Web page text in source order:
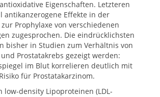
Eigenschaften. Letzteren
antikanzerogene Effekte in der
Prophylaxe von verschiedenen
zugesprochen. Die eindrücklichsten
bisher in Studien zum Verhältnis von
Prostatakrebs gezeigt werden:
im Blut korrelieren deutlich mit
für Prostatakarzinom.
low-density Lipoproteinen (LDL-